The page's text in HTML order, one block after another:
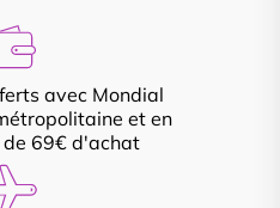
avec Mondial
et en
de 69€ d'achat